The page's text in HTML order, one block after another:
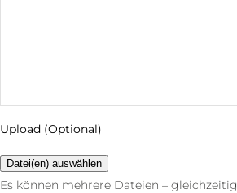
Upload (Optional)
Es können mehrere Dateien – gleichzeitig